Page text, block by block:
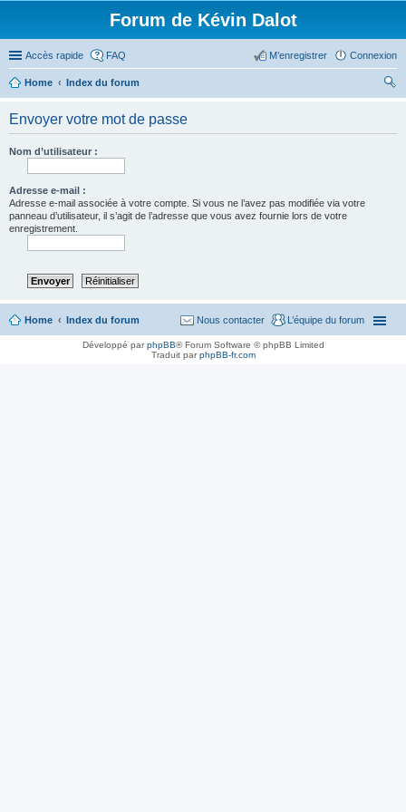
Forum de Kévin Dalot
Accès rapide FAQ Connexion
M’enregistrer
Home
Index du forum
Envoyer votre mot de passe
Nom d’utilisateur :
Adresse e-mail :
Adresse e-mail associée à votre compte. Si vous ne l’avez pas modifiée via votre
panneau d’utilisateur, il s’agit de l’adresse que vous avez fournie lors de votre
enregistrement.
Home Index du forum L’équipe du forum
Nous contacter
Développé parphpBB® Forum Software © phpBB Limited
Traduit parphpBB-fr.com